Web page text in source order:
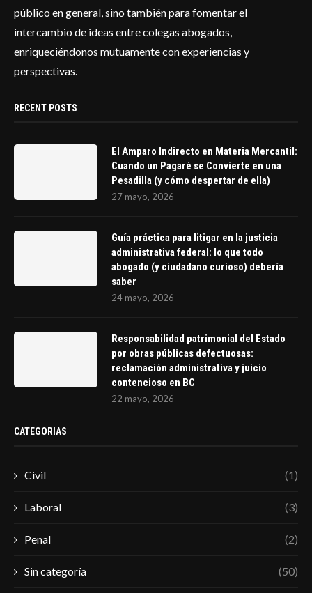
público en general, sino también para fomentar el
intercambio de ideas entre colegas abogados,
enriqueciéndonos mutuamente con experiencias y
perspectivas.
RECENT POSTS
El Amparo Indirecto en Materia Mercantil:
Cuando un Pagaré se Convierte en una
Pesadilla (y cómo despertar de ella)
27 mayo, 2026
Guía práctica para litigar en la justicia
administrativa federal: lo que todo
abogado (y ciudadano curioso) debería
saber
24 mayo, 2026
Responsabilidad patrimonial del Estado
por obras públicas defectuosas:
reclamación administrativa y juicio
contencioso en BC
22 mayo, 2026
CATEGORIAS
Civil (1)
Laboral (3)
Penal (2)
Sin categoría (50)